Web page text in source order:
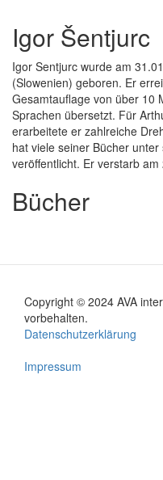
Igor Šentjurc
Igor Sentjurc wurde am
(Slowenien) geboren. Er
Gesamtauflage von über 10
Sprachen übersetzt. Für
erarbeitete er zahlreiche
hat viele seiner Bücher
veröffentlicht. Er verstarb
Bücher
Copyright © 2024 AVA
vorbehalten.
Footer
menu
Datenschutzerklärung
Impressum